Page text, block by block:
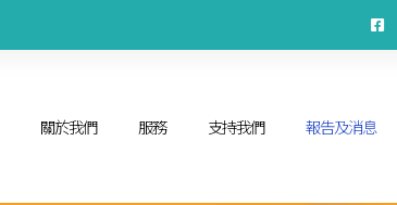
關於我們 服務 支持我們 報告及消息